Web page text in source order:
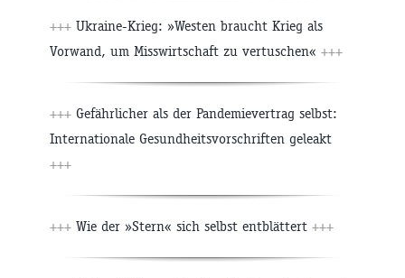
+++ Ukraine-Krieg: »Westen braucht Krieg als
Vorwand, um Misswirtschaft zu vertuschen« +++
+++ Gefährlicher als der Pandemievertrag selbst:
Internationale Gesundheitsvorschriften geleakt
+++
+++ Wie der »Stern« sich selbst entblättert +++